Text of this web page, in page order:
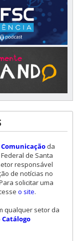
da
de Santa
responsável
de notícias no
solicitar uma
o site.
qualquer setor da
Catálogo